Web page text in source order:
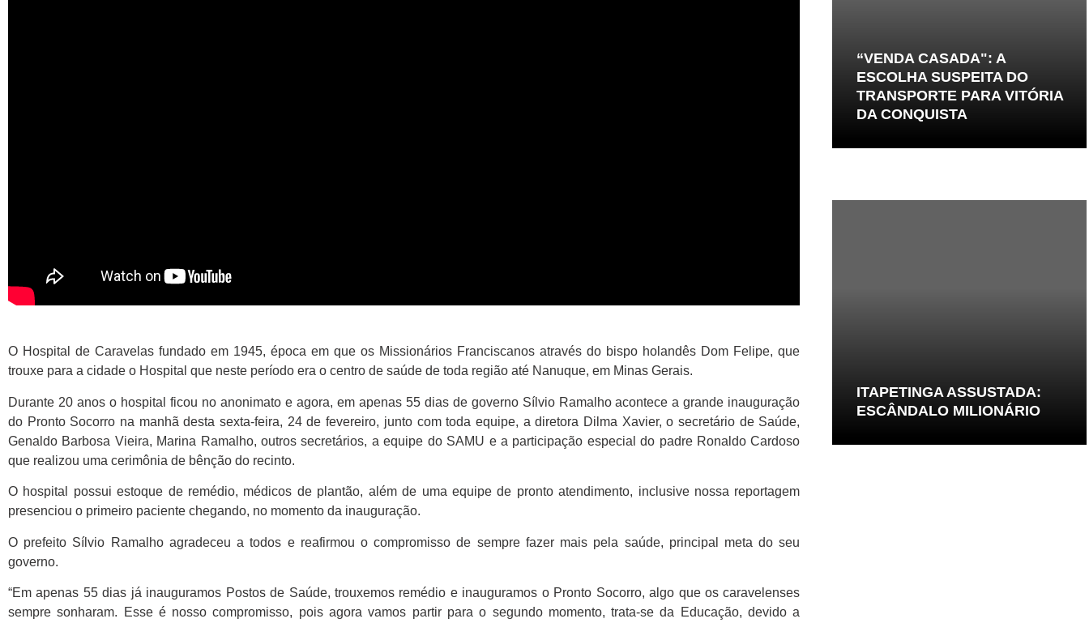
O Hospital de Caravelas fundado em 1945, época em que os Missionários Franciscanos através do bispo holandês Dom Felipe, que
trouxe para a cidade o Hospital que neste período era o centro de saúde de toda região até Nanuque, em Minas Gerais.
Durante 20 anos o hospital ficou no anonimato e agora, em apenas 55 dias de governo Sílvio Ramalho acontece a grande inauguração
do Pronto Socorro na manhã desta sexta-feira, 24 de fevereiro, junto com toda equipe, a diretora Dilma Xavier, o secretário de Saúde,
Genaldo Barbosa Vieira, Marina Ramalho, outros secretários, a equipe do SAMU e a participação especial do padre Ronaldo Cardoso
que realizou uma cerimônia de bênção do recinto.
O hospital possui estoque de remédio, médicos de plantão, além de uma equipe de pronto atendimento, inclusive nossa reportagem
presenciou o primeiro paciente chegando, no momento da inauguração.
O prefeito Sílvio Ramalho agradeceu a todos e reafirmou o compromisso de sempre fazer mais pela saúde, principal meta do seu
governo.
“Em apenas 55 dias já inauguramos Postos de Saúde, trouxemos remédio e inauguramos o Pronto Socorro, algo que os caravelenses
sempre sonharam. Esse é nosso compromisso, pois agora vamos partir para o segundo momento, trata-se da Educação, devido a
“VENDA CASADA": A
ESCOLHA SUSPEITA DO
TRANSPORTE PARA VITÓRIA
DA CONQUISTA
ITAPETINGA ASSUSTADA:
ESCÂNDALO MILIONÁRIO